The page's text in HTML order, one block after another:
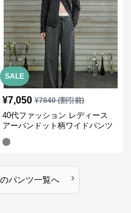
SALE
¥7,050 ¥7840(割引前)
40代ファッション レディース
アーバンドット柄ワイドパンツ
のパンツ一覧へ ›